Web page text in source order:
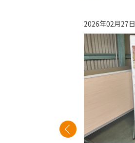
2026年02月27